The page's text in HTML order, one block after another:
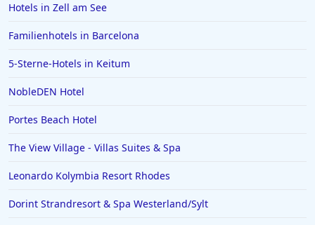
Hotels in Zell am See
Familienhotels in Barcelona
5-Sterne-Hotels in Keitum
NobleDEN Hotel
Portes Beach Hotel
The View Village - Villas Suites & Spa
Leonardo Kolymbia Resort Rhodes
Dorint Strandresort & Spa Westerland/Sylt